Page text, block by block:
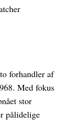
forhandler af
Med fokus
stor
pålidelige